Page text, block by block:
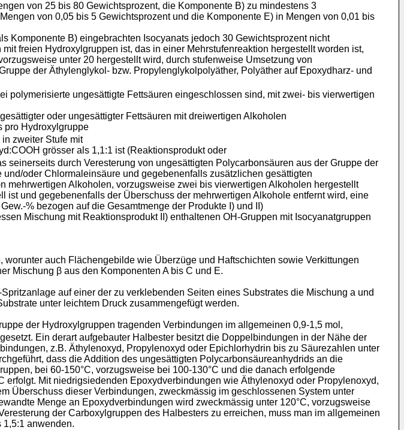
von 25 bis 80 Gewichtsprozent, die Komponente B) zu mindestens 3
von 0,05 bis 5 Gewichtsprozent und die Komponente E) in Mengen von 0,01 bis
Komponente B) eingebrachten Isocyanats jedoch 30 Gewichtsprozent nicht
freien Hydroxylgruppen ist, das in einer Mehrstufenreaktion hergestellt worden ist,
unter 20 hergestellt wird, durch stufenweise Umsetzung von
der Äthylenglykol- bzw. Propylenglykolpolyäther, Polyäther auf Epoxydharz- und
ungesättigte Fettsäuren eingeschlossen sind, mit zwei- bis vierwertigen
oder ungesättigter Fettsäuren mit dreiwertigen Alkoholen
pro Hydroxylgruppe
zweiter Stufe mit
grösser als 1,1:1 ist (Reaktionsprodukt oder
durch Veresterung von ungesättigten Polycarbonsäuren aus der Gruppe der
oder Chlormaleinsäure und gegebenenfalls zusätzlichen gesättigten
Alkoholen, vorzugsweise zwei bis vierwertigen Alkoholen hergestellt
und gegebenenfalls der Überschuss der mehrwertigen Alkohole entfernt wird, eine
% bezogen auf die Gesamtmenge der Produkte I) und II)
Mischung mit Reaktionsprodukt II) enthaltenen OH-Gruppen mit Isocyanatgruppen
auch Flächengebilde wie Überzüge und Haftschichten sowie Verkittungen
Mischung β aus den Komponenten A bis C und E.
auf einer der zu verklebenden Seiten eines Substrates die Mischung a und
unter leichtem Druck zusammengefügt werden.
der Hydroxylgruppen tragenden Verbindungen im allgemeinen 0,9-1,5 mol,
Ein derart aufgebauter Halbester besitzt die Doppelbindungen in der Nähe der
z.B. Äthylenoxyd, Propylenoxyd oder Epichlorhydrin bis zu Säurezahlen unter
dass die Addition des ungesättigten Polycarbonsäureanhydrids an die
bei 60-150°C, vorzugsweise bei 100-130°C und die danach erfolgende
Mit niedrigsiedenden Epoxydverbindungen wie Äthylenoxyd oder Propylenoxyd,
Überschuss dieser Verbindungen, zweckmässig im geschlossenen System unter
Menge an Epoxydverbindungen wird zweckmässig unter 120°C, vorzugsweise
der Carboxylgruppen des Halbesters zu erreichen, muss man im allgemeinen
anwenden.